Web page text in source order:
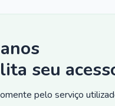
seu
pelo serviço